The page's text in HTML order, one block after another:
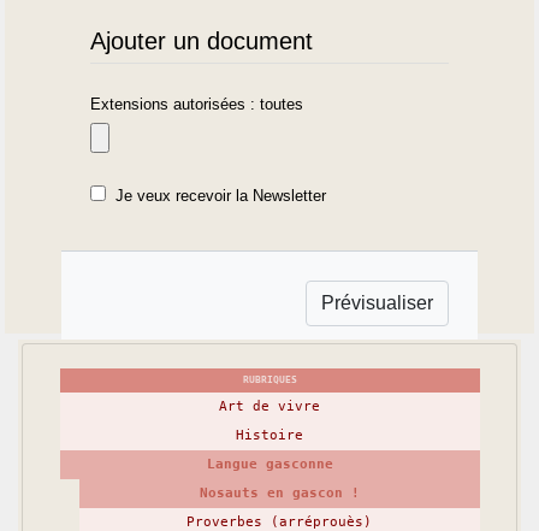
Ajouter un document
Extensions autorisées : toutes
Je veux recevoir la Newsletter
RUBRIQUES
Art de vivre
Histoire
Langue gasconne
Nosauts en gascon !
Proverbes (arréprouès)